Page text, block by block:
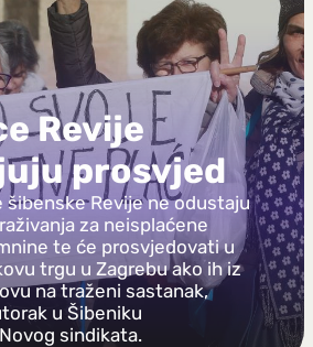
Revije
prosvjed
šibenske Revije ne odustaju
za neisplaćene
te će prosvjedovati u
trgu u Zagrebu ako ih iz
na traženi sastanak,
u Šibeniku
sindikata.